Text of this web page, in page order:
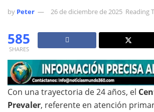
by Peter 26 de diciembre de 2025 Reading
585
SHARES
Con una trayectoria de 24 años, el
Prevaler, referente en atención